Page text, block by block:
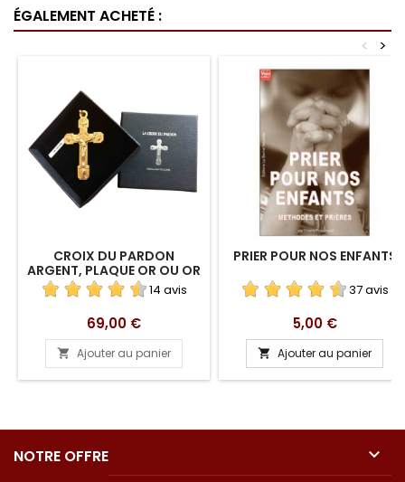
ÉGALEMENT ACHETÉ :
>
<
CROIX DU PARDON
ARGENT, PLAQUE OR OU OR
14 avis
Prix
69,00 €
 Ajouter au panier
PRIER POUR NOS ENFANTS
37 avis
Prix
5,00 €
 Ajouter au panier
NOTRE OFFRE 